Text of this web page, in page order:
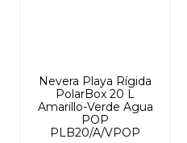
Nevera Playa Rígida
PolarBox 20 L
Amarillo-Verde Agua
POP
PLB20/A/VPOP